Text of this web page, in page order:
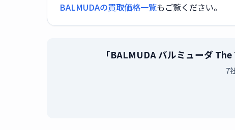
BALMUDAの買取価格一覧もご覧ください。
「BALMUDA バルミューダ
7